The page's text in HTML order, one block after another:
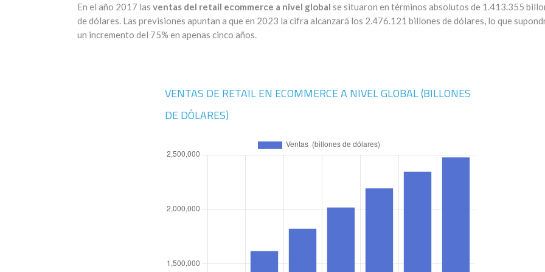
En el año 2017 las ventas del retail ecommerce a nivel global se situaron en términos absolutos de 1.413.355
de dólares. Las previsiones apuntan a que en 2023 la cifra alcanzará los 2.476.121 billones de dólares, lo que
un incremento del 75% en apenas cinco años.
VENTAS DE RETAIL EN ECOMMERCE A NIVEL GLOBAL (BILLONES
DE DÓLARES)